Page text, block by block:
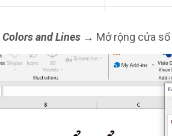
Colors and Lines → Mở rộng cửa sổ